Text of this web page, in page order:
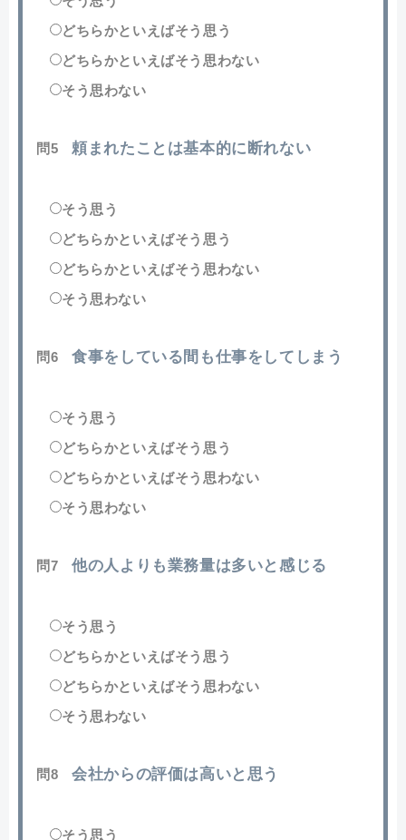
どちらかといえばそう思う
どちらかといえばそう思わない
そう思わない
問5 頼まれたことは基本的に断れない
そう思う
どちらかといえばそう思う
どちらかといえばそう思わない
そう思わない
問6 食事をしている間も仕事をしてしまう
そう思う
どちらかといえばそう思う
どちらかといえばそう思わない
そう思わない
問7 他の人よりも業務量は多いと感じる
そう思う
どちらかといえばそう思う
どちらかといえばそう思わない
そう思わない
問8 会社からの評価は高いと思う
そう思う